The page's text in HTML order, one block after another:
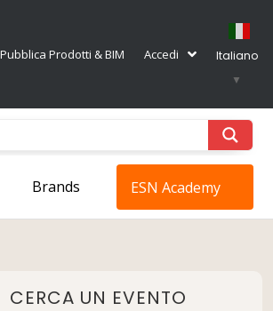
Pubblica Prodotti & BIM Accedi
Italiano
▼
Brands ESN Academy
CERCA UN EVENTO